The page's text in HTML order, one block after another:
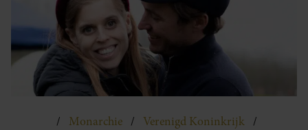
Monarchie
Verenigd Koninkrijk